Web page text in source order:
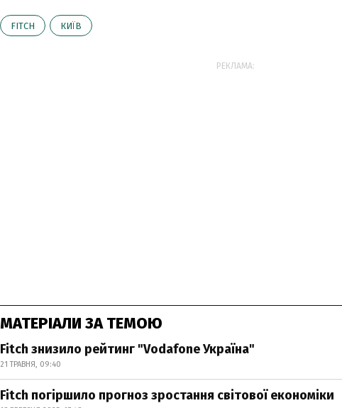
FITCH КИЇВ
РЕКЛАМА:
МАТЕРІАЛИ ЗА ТЕМОЮ
Fitch знизило рейтинг "Vodafone Україна"
21 ТРАВНЯ, 09:40
Fitch погіршило прогноз зростання світової економіки